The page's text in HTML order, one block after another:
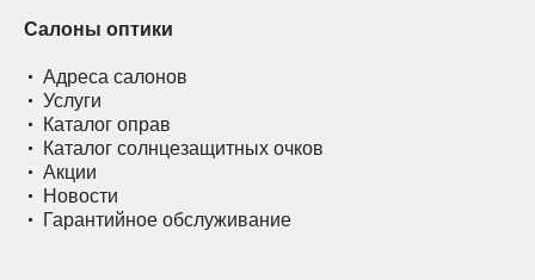
Салоны оптики
Адреса салонов
Услуги
Каталог оправ
Каталог солнцезащитных очков
Акции
Новости
Гарантийное обслуживание